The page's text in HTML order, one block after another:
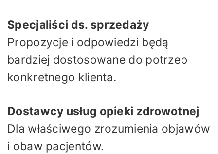
Specjaliści ds. sprzedaży
Propozycje i odpowiedzi będą
bardziej dostosowane do potrzeb
konkretnego klienta.
Dostawcy usług opieki zdrowotnej
Dla właściwego zrozumienia objawów
i obaw pacjentów.